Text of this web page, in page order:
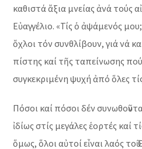
καθιστά ἄξια μνείας ἀνά τούς
Εὐαγγέλιο. «Τίς ὁ ἀψάμενός
ὄχλοι τόν συνθλίβουν, γιά νά
πίστης καί τῆς ταπείνωσης
συγκεκριμένη ψυχή ἀπό ὅλες
Πόσοι καί πόσοι δέν
ἰδίως στίς μεγάλες ἑορτές καί
ὅμως, ὅλοι αὐτοί εἶναι λαός τοῦ